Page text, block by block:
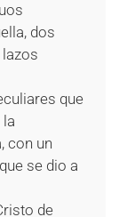
dos
que
con un
se dio a
de